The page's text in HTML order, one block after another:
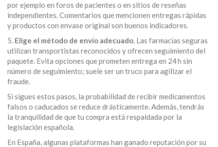
por ejemplo en foros de pacientes o en sitios de reseñas
independientes. Comentarios que mencionen entregas rápidas
y productos con envase original son buenos indicadores.
5. Elige el método de envío adecuado. Las farmacias seguras
utilizan transportistas reconocidos y ofrecen seguimiento del
paquete. Evita opciones que prometen entrega en 24 h sin
número de seguimiento; suele ser un truco para agilizar el
fraude.
Si sigues estos pasos, la probabilidad de recibir medicamentos
falsos o caducados se reduce drásticamente. Además, tendrás
la tranquilidad de que tu compra está respaldada por la
legislación española.
En España, algunas plataformas han ganado reputación por su